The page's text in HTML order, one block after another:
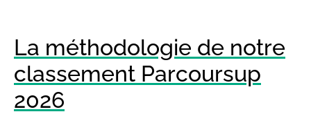
La méthodologie de notre
classement Parcoursup
2026